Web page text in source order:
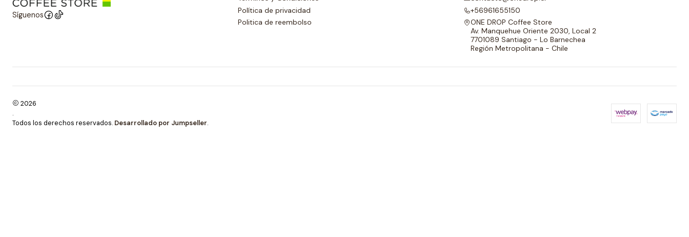
Síguenos
Política de privacidad
Politica de reembolso
+56961655150
ONE DROP Coffee Store
Av. Manquehue Oriente 2030, Local 2
7701089 Santiago - Lo Barnechea
Región Metropolitana - Chile
2026
.
Todos los derechos reservados. Desarrollado por Jumpseller.